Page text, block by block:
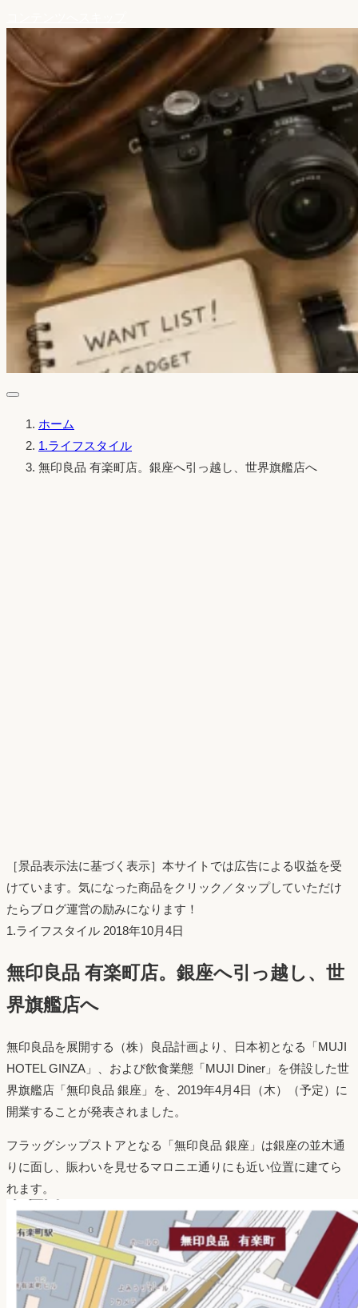
ホーム
1.ライフスタイル
無印良品 有楽町店。銀座へ引っ越し、世界旗艦店へ
［景品表示法に基づく表示］本サイトでは広告による収益を受
けています。気になった商品をクリック／タップしていただけ
たらブログ運営の励みになります！
1.ライフスタイル 投
日：
2018年10月4日
無印良品 有楽町店。銀座へ引っ越し、世
界旗艦店へ
無印良品を展開する（株）良品計画より、日本初となる「MUJI
HOTEL GINZA」、および飲食業態「MUJI Diner」を併設した世
界旗艦店「無印良品 銀座」を、2019年4月4日（木）（予定）に
開業することが発表されました。
フラッグシップストアとなる「無印良品 銀座」は銀座の並木通
りに面し、賑わいを見せるマロニエ通りにも近い位置に建てら
れます。